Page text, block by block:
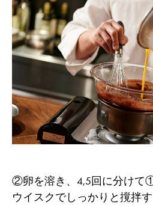
②卵を溶き、4,5回に分けて①
ウイスクでしっかりと撹拌す